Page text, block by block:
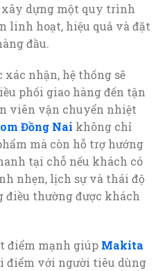
xây dựng một quy trình
linh hoạt, hiệu quả và đặt
đầu.
nhận, hệ thống sẽ
phối giao hàng đến tận
viên vận chuyển nhiệt
Đồng Nai không chỉ
mà còn hỗ trợ hướng
tại chỗ nếu khách có
nhẹn, lịch sự và thái độ
thường được khách
điểm mạnh giúp Makita
điểm với người tiêu dùng